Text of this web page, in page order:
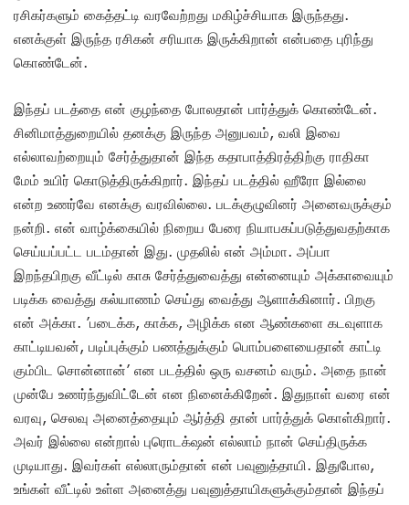
ரசிகர்களும் கைத்தட்டி வரவேற்றது மகிழ்ச்சியாக இருந்தது.
எனக்குள் இருந்த ரசிகன் சரியாக இருக்கிறான் என்பதை புரிந்து
கொண்டேன்.
இந்தப் படத்தை என் குழந்தை போலதான் பார்த்துக் கொண்டேன்.
சினிமாத்துறையில் தனக்கு இருந்த அனுபவம், வலி இவை
எல்லாவற்றையும் சேர்த்துதான் இந்த கதாபாத்திரத்திற்கு ராதிகா
மேம் உயிர் கொடுத்திருக்கிறார். இந்தப் படத்தில் ஹீரோ இல்லை
என்ற உணர்வே எனக்கு வரவில்லை. படக்குழுவினர் அனைவருக்கும்
நன்றி. என் வாழ்க்கையில் நிறைய பேரை நியாபகப்படுத்துவதற்காக
செய்யப்பட்ட படம்தான் இது. முதலில் என் அம்மா. அப்பா
இறந்தபிறகு வீட்டில் காசு சேர்த்துவைத்து என்னையும் அக்காவையும்
படிக்க வைத்து கல்யாணம் செய்து வைத்து ஆளாக்கினார். பிறகு
என் அக்கா. ’படைக்க, காக்க, அழிக்க என ஆண்களை கடவுளாக
காட்டியவன், படிப்புக்கும் பணத்துக்கும் பொம்பளையைதான் காட்டி
கும்பிட சொன்னான்’ என படத்தில் ஒரு வசனம் வரும். அதை நான்
முன்பே உணர்ந்துவிட்டேன் என நினைக்கிறேன். இதுநாள் வரை என்
வரவு, செலவு அனைத்தையும் ஆர்த்தி தான் பார்த்துக் கொள்கிறார்.
அவர் இல்லை என்றால் புரொடக்‌ஷன் எல்லாம் நான் செய்திருக்க
முடியாது. இவர்கள் எல்லாரும்தான் என் பவுனுத்தாயி. இதுபோல,
உங்கள் வீட்டில் உள்ள அனைத்து பவுனுத்தாயிகளுக்கும்தான் இந்தப்